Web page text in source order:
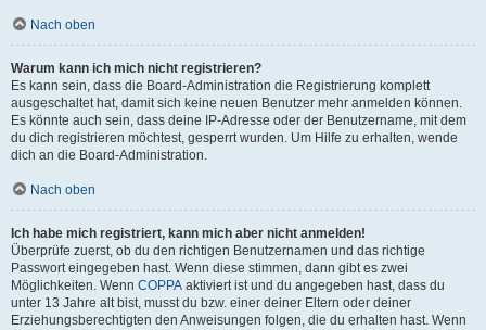
Nach oben
Warum kann ich mich nicht registrieren?
Es kann sein, dass die Board-Administration die Registrierung komplett
ausgeschaltet hat, damit sich keine neuen Benutzer mehr anmelden können.
Es könnte auch sein, dass deine IP-Adresse oder der Benutzername, mit dem
du dich registrieren möchtest, gesperrt wurden. Um Hilfe zu erhalten, wende
dich an die Board-Administration.
Nach oben
Ich habe mich registriert, kann mich aber nicht anmelden!
Überprüfe zuerst, ob du den richtigen Benutzernamen und das richtige
Passwort eingegeben hast. Wenn diese stimmen, dann gibt es zwei
Möglichkeiten. Wenn COPPA aktiviert ist und du angegeben hast, dass du
unter 13 Jahre alt bist, musst du bzw. einer deiner Eltern oder deiner
Erziehungsberechtigten den Anweisungen folgen, die du erhalten hast. Wenn